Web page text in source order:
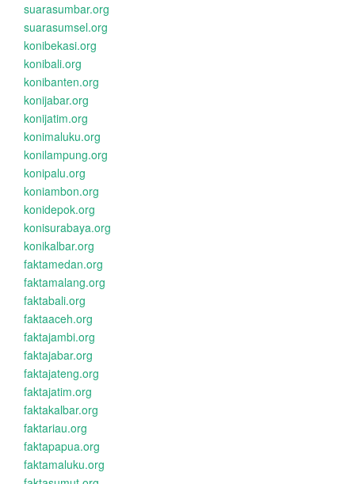
suarasumbar.org
suarasumsel.org
konibekasi.org
konibali.org
konibanten.org
konijabar.org
konijatim.org
konimaluku.org
konilampung.org
konipalu.org
koniambon.org
konidepok.org
konisurabaya.org
konikalbar.org
faktamedan.org
faktamalang.org
faktabali.org
faktaaceh.org
faktajambi.org
faktajabar.org
faktajateng.org
faktajatim.org
faktakalbar.org
faktariau.org
faktapapua.org
faktamaluku.org